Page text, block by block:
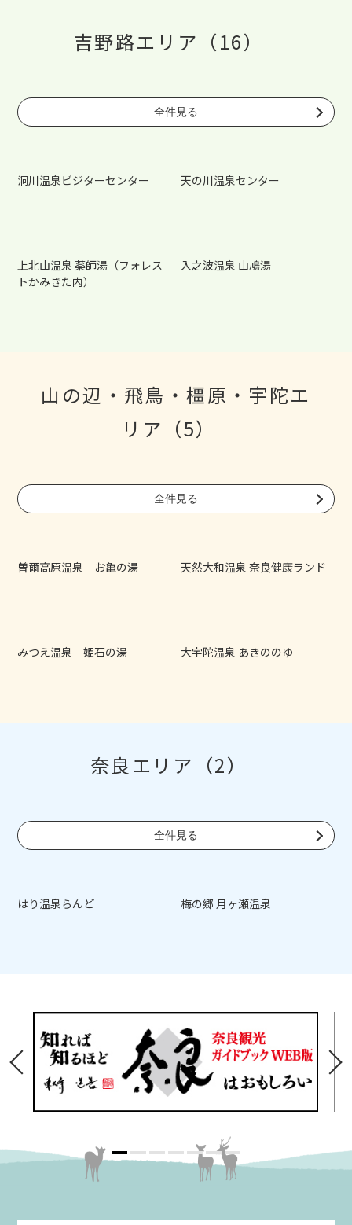
吉野路エリア（16）
全件見る
洞川温泉ビジターセンター 天の川温泉センター
上北山温泉 薬師湯（フォレス
トかみきた内）
入之波温泉 山鳩湯
山の辺・飛鳥・橿原・宇陀エ
リア（5）
全件見る
曽爾高原温泉 お亀の湯 天然大和温泉 奈良健康ランド
みつえ温泉 姫石の湯 大宇陀温泉 あきののゆ
奈良エリア（2）
全件見る
はり温泉らんど 梅の郷 月ヶ瀬温泉